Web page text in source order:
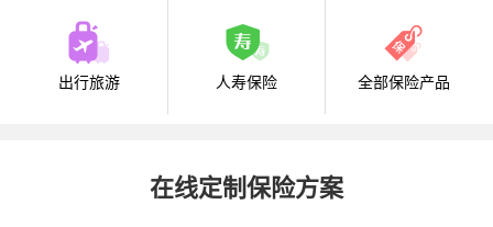
出行旅游 人寿保险 全部保险产品
在线定制保险方案